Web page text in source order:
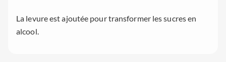
La levure est ajoutée pour transformer les sucres en
alcool.